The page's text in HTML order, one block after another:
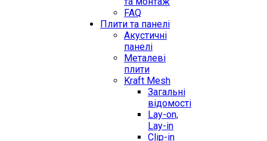
FAQ
Плити та панелі
Акустичні
панелі
Металеві
плити
Kraft Mesh
Загальні
відомості
Lay-on,
Lay-in
Clip-in